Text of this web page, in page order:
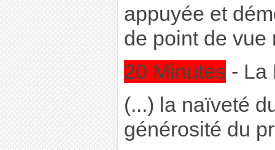
appuyée et
de point de vue
20 Minutes - La
(...) la naïveté
générosité du